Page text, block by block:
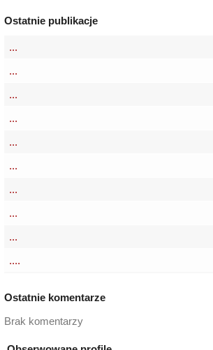
Ostatnie publikacje
...
...
...
...
...
...
...
...
...
....
Ostatnie komentarze
Brak komentarzy